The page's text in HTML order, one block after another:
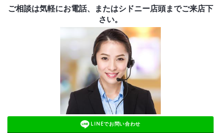
ご相談は気軽にお電話、またはシドニー店頭までご来店下
さい。
LINEでお問い合わせ